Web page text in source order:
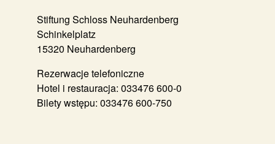
Stiftung Schloss Neuhardenberg
Schinkelplatz
15320 Neuhardenberg
Rezerwacje telefoniczne
Hotel i restauracja: 033476 600-0
Bilety wstępu: 033476 600-750